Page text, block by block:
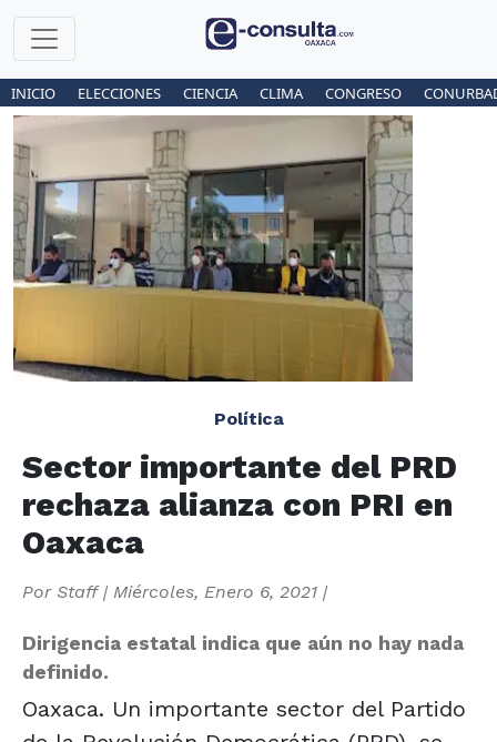
INICIO ELECCIONES CIENCIA CLIMA CONGRESO
Política
Sector importante del PRD
rechaza alianza con PRI en
Oaxaca
Por Staff| Miércoles, Enero 6, 2021 |
Dirigencia estatal indica que aún no hay nada
definido.
Oaxaca. Un importante sector del Partido